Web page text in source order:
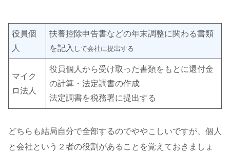
役員個
人
扶養控除申告書などの年末調整に関わる書類
を記入 して会社に提出する
マイク
ロ法人
役員個人から受け取った書類をもとに還付金
の計算・法定調書の作成
法定調書を税務署に提出する
どちらも結局自分で全部するのでややこしいですが、個人
と会社という２者の役割があることを覚えておきましょ